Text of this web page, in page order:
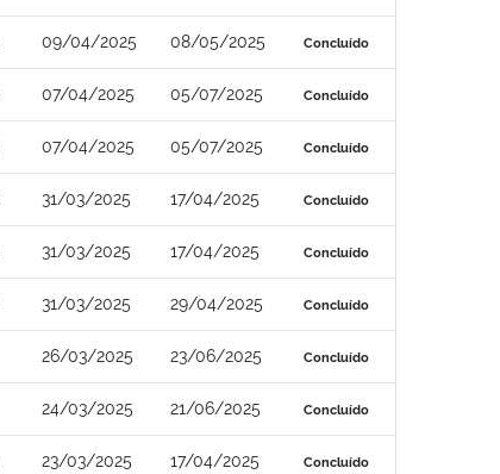
09/04/2025 08/05/2025 Concluído
07/04/2025 05/07/2025 Concluído
07/04/2025 05/07/2025 Concluído
31/03/2025 17/04/2025 Concluído
31/03/2025 17/04/2025 Concluído
31/03/2025 29/04/2025 Concluído
26/03/2025 23/06/2025 Concluído
24/03/2025 21/06/2025 Concluído
23/03/2025 17/04/2025 Concluído